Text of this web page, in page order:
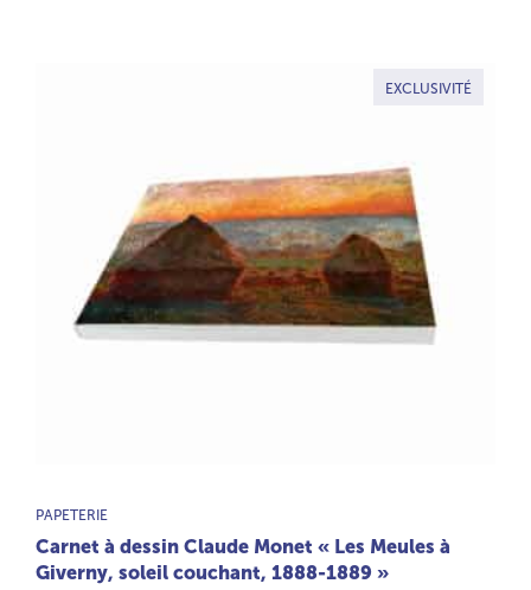
EXCLUSIVITÉ
TYPE DE PRODUIT :
PAPETERIE
Carnet à dessin Claude Monet « Les Meules à
Giverny, soleil couchant, 1888-1889 »